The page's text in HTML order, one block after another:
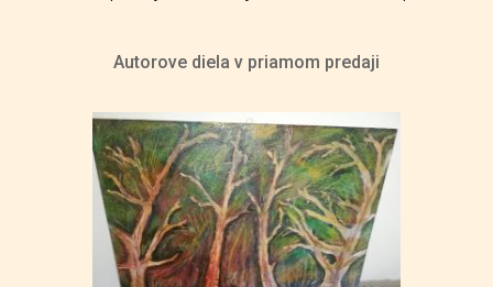
Autorove diela v priamom predaji